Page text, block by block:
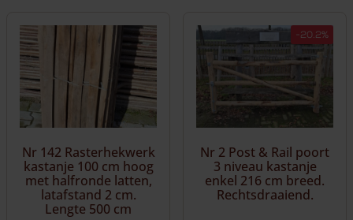
Nr 142 Rasterhekwerk
kastanje 100 cm hoog
met halfronde latten,
latafstand 2 cm.
Lengte 500 cm
-20.2%
Nr 2 Post & Rail poort
3 niveau kastanje
enkel 216 cm breed.
Rechtsdraaiend.